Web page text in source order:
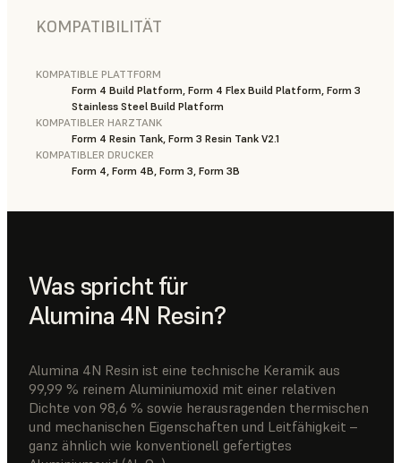
KOMPATIBILITÄT
KOMPATIBLE PLATTFORM
Form 4 Build Platform, Form 4 Flex Build Platform, Form 3
Stainless Steel Build Platform
KOMPATIBLER HARZTANK
Form 4 Resin Tank, Form 3 Resin Tank V2.1
KOMPATIBLER DRUCKER
Form 4, Form 4B, Form 3, Form 3B
Was spricht für
Alumina 4N Resin?
Alumina 4N Resin ist eine technische Keramik aus
99,99 % reinem Aluminiumoxid mit einer relativen
Dichte von 98,6 % sowie herausragenden thermischen
und mechanischen Eigenschaften und Leitfähigkeit –
ganz ähnlich wie konventionell gefertigtes